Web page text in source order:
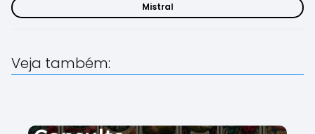
Mistral
Veja também: